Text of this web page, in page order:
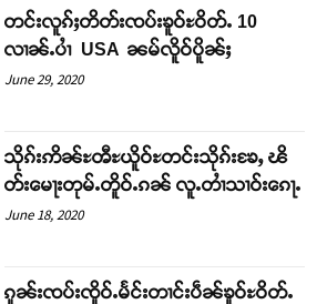
တင်းလူၵ်ႈတိတ်းၸပ်းၶူဝ်ႊဝိတ်ႉ 10
လၢၼ်ႉပၢႆ USA ၼမ်လိူဝ်ပိူၼ်ႈ
June 29, 2020
သိုၵ်းဢိၼ်ႊၻီႊယိူဝ်ႊတင်းသိုၵ်းၶႄႇ ၽိ
တ်းမေႃးတုမ်ႉတိူဝ်ႉၵၼ် လူႉတၢႆသၢဝ်းၵေႃႉ
June 18, 2020
ၵူၼ်းၸပ်းၸိူဝ်ႉမႅင်းတၢင်းပဵၼ်ၶူဝ်ႊဝိတ်ႉ